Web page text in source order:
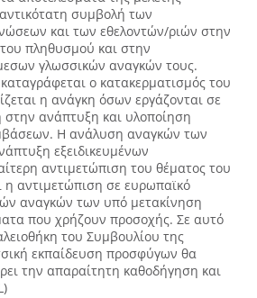
συμβολή των
και των εθελοντών/ριών στην
πληθυσμού και στην
γλωσσικών αναγκών τους.
ο κατακερματισμός του
η ανάγκη όσων εργάζονται σε
ανάπτυξη και υλοποίηση
Η ανάλυση αναγκών των
εξειδικευμένων
αντιμετώπιση του θέματος του
αντιμετώπιση σε ευρωπαϊκό
αναγκών των υπό μετακίνηση
που χρήζουν προσοχής. Σε αυτό
του Συμβουλίου της
εκπαίδευση προσφύγων θα
την απαραίτητη καθοδήγηση και